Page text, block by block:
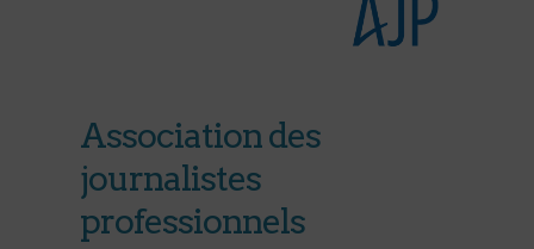
Association des
journalistes
professionnels